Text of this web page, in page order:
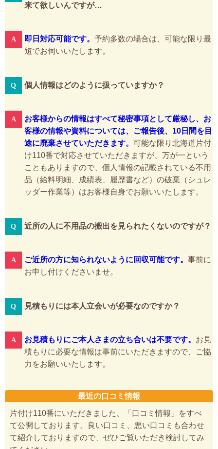
来て欲しいんですが…
即日対応可能です。 予約多数の場合は、可能な限り最
短でお伺いいたします。
個人情報はどのように扱っていますか？
お客様からの情報はすべて秘密事項として厳秘し、お
客様の情報や資料については、ご報告後、10日間を目
途に廃棄させていただきます。 可能な限り北海道片付
け110番で対応させていただきますが、万が一という
こともありますので、個人情報の記載されている不用
品（給料明細、成績表、履歴書など）の破棄（シュレ
ッダー作業等）はお客様自身でお願いいたします。
近所の人に不用品の搬出を見られたくないのですが？
ご近所の方に知られないように回収可能です。 事前に
お申し付けくださいませ。
見積もりには本人立会いが必要なのですか？
お見積もりにご本人さまの立ち合いは不要です。 お見
積もりに必要な情報は事前にいただきますので、ご協
力をお願いいたします。
最近の口コミ情報
片付け110番にいただきました、「口コミ情報」をすべ
て公開しております。良い口コミ、悪い口コミも合わせ
て紹介しておりますので、ぜひご覧いただき検討してみ